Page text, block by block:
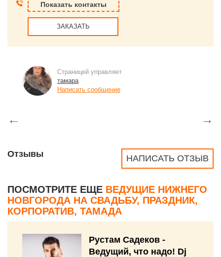
Показать контакты
ЗАКАЗАТЬ
Страницей управляет
тамара
Написать сообщение
← →
НАПИСАТЬ ОТЗЫВ
Отзывы
ПОСМОТРИТЕ ЕЩЕ ВЕДУЩИЕ НИЖНЕГО
НОВГОРОДА НА СВАДЬБУ, ПРАЗДНИК,
КОРПОРАТИВ, ТАМАДА
Рустам Садеков -
Ведущий, что надо! Dj